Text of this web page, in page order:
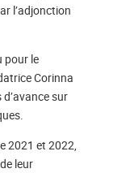
l’adjonction
pour le
Corinna
sur
2021 et 2022,
leur